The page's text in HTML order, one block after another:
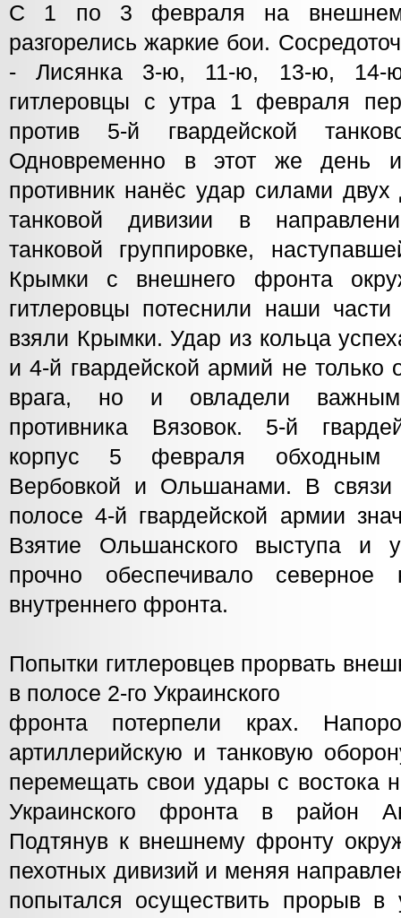
С 1 по 3 февраля на внешнем
разгорелись жаркие бои.
- Лисянка 3-ю, 11-ю, 13-ю, 14-ю
гитлеровцы с утра 1 февраля
против 5-й гвардейской
Одновременно в этот же день
противник нанёс удар силами
танковой дивизии в
танковой группировке,
Крымки с внешнего фронта
гитлеровцы потеснили наши
взяли Крымки. Удар из кольца
и 4-й гвардейской армий не только
врага, но и овладели
противника Вязовок. 5-й
корпус 5 февраля обходным
Вербовкой и Ольшанами. В
полосе 4-й гвардейской армии
Взятие Ольшанского выступа и
прочно обеспечивало северное
внутреннего фронта.
Попытки гитлеровцев прорвать
в полосе 2-го Украинского
фронта потерпели крах.
артиллерийскую и танковую
перемещать свои удары с востока
Украинского фронта в район
Подтянув к внешнему фронту
пехотных дивизий и меняя
попытался осуществить прорыв в